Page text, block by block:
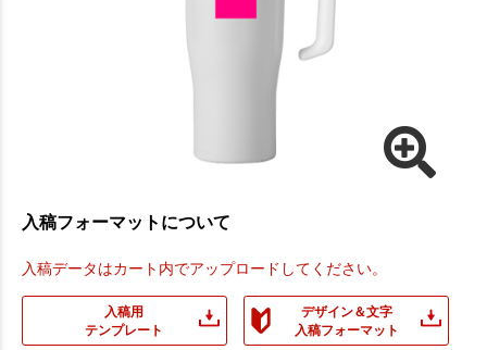
入稿フォーマットについて
入稿データはカート内でアップロードしてください。
入稿用
テンプレート
デザイン＆文字
入稿フォーマット